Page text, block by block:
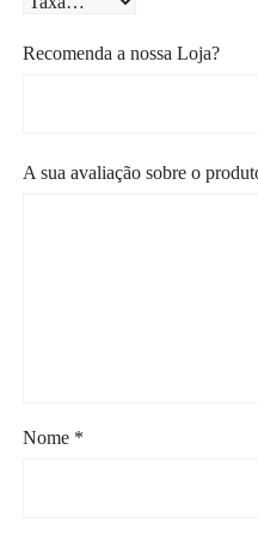
Recomenda a nossa Loja?
A sua avaliação sobre o
Nome *